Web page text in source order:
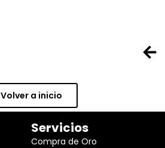
Volver a inicio
Servicios
Compra de Oro